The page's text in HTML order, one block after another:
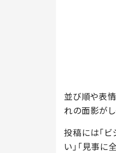
並び順や表
れの面影がし
投稿には「ビ
い」「見事に